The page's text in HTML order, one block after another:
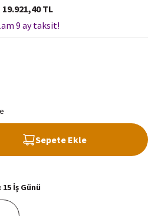
19.921,40 TL
9 ay taksit!
Sepete Ekle
İş Günü